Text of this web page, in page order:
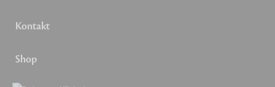
Kontakt
Shop